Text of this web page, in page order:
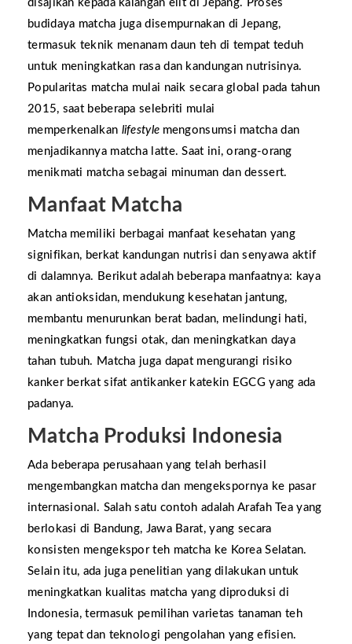
disajikan kepada kalangan elit di Jepang. Proses
budidaya matcha juga disempurnakan di Jepang,
termasuk teknik menanam daun teh di tempat teduh
untuk meningkatkan rasa dan kandungan nutrisinya.
Popularitas matcha mulai naik secara global pada tahun
2015, saat beberapa selebriti mulai
memperkenalkan lifestyle mengonsumsi matcha dan
menjadikannya matcha latte. Saat ini, orang-orang
menikmati matcha sebagai minuman dan dessert.
Manfaat Matcha
Matcha memiliki berbagai manfaat kesehatan yang
signifikan, berkat kandungan nutrisi dan senyawa aktif
di dalamnya. Berikut adalah beberapa manfaatnya: kaya
akan antioksidan, mendukung kesehatan jantung,
membantu menurunkan berat badan, melindungi hati,
meningkatkan fungsi otak, dan meningkatkan daya
tahan tubuh. Matcha juga dapat mengurangi risiko
kanker berkat sifat antikanker katekin EGCG yang ada
padanya.
Matcha Produksi Indonesia
Ada beberapa perusahaan yang telah berhasil
mengembangkan matcha dan mengekspornya ke pasar
internasional. Salah satu contoh adalah Arafah Tea yang
berlokasi di Bandung, Jawa Barat, yang secara
konsisten mengekspor teh matcha ke Korea Selatan.
Selain itu, ada juga penelitian yang dilakukan untuk
meningkatkan kualitas matcha yang diproduksi di
Indonesia, termasuk pemilihan varietas tanaman teh
yang tepat dan teknologi pengolahan yang efisien.